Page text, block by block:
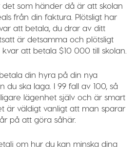
det som händer då är att skolan
från din faktura. Plötsligt har
att betala, du drar av ditt
är detsamma och plötsligt
att betala $10 000 till skolan.
din hyra på din nya
du ska laga. I 99 fall av 100, så
lägenhet själv och är smart
är väldigt vanligt att man sparar
på att göra såhär.
om hur du kan minska dina